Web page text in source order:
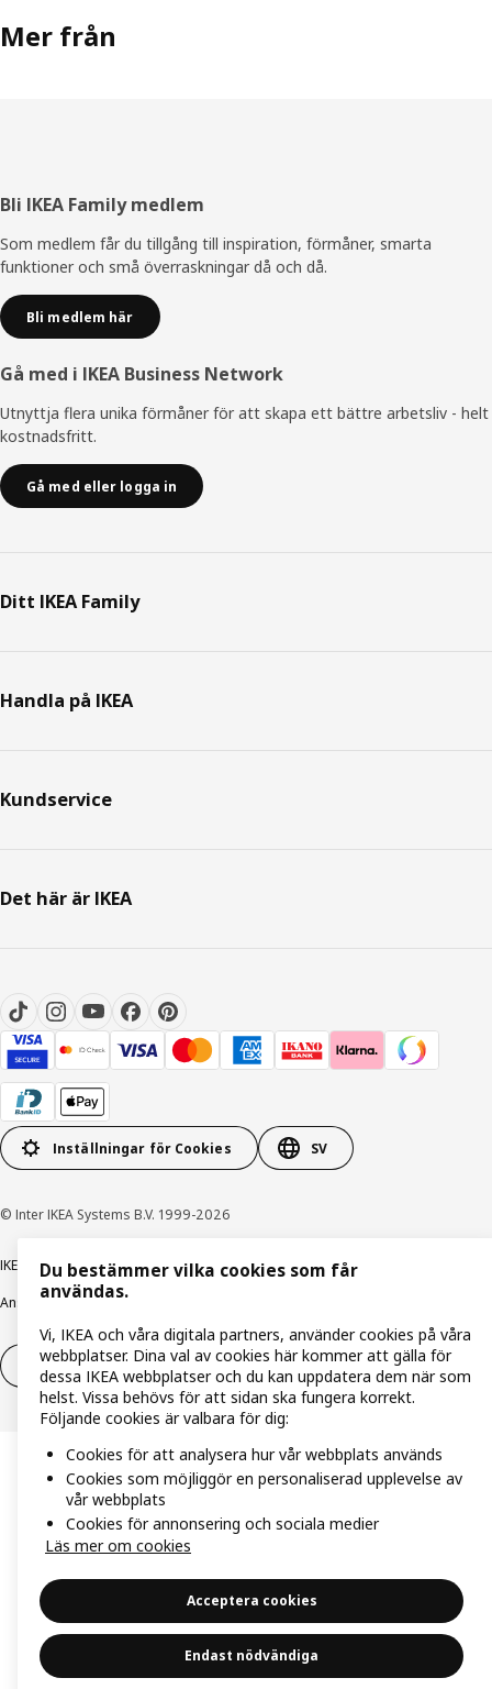
Mer från
Sidfot
Bli IKEA Family medlem
Som medlem får du tillgång till inspiration, förmåner, smarta
funktioner och små överraskningar då och då.
Bli medlem här
Gå med i IKEA Business Network
Utnyttja flera unika förmåner för att skapa ett bättre arbetsliv - helt
kostnadsfritt.
Gå med eller logga in
Ditt IKEA Family
Handla på IKEA
Kundservice
Det här är IKEA
Inställningar för Cookies SV
© Inter IKEA Systems B.V. 1999-2026
IKEA Family integritetspolicyIntegritetspolicyCookiepolicy
Ansvarsfullt avslöjandepolicy
Utöva ångerrätt Utöva ångerrätten för tjänster
Du bestämmer vilka cookies som får
användas.
Vi, IKEA och våra digitala partners, använder cookies på våra
webbplatser. Dina val av cookies här kommer att gälla för
dessa IKEA webbplatser och du kan uppdatera dem när som
helst. Vissa behövs för att sidan ska fungera korrekt.
Följande cookies är valbara för dig:
Cookies för att analysera hur vår webbplats används
Cookies som möjliggör en personaliserad upplevelse av
vår webbplats
Cookies för annonsering och sociala medier
Läs mer om cookies
Acceptera cookies
Endast nödvändiga